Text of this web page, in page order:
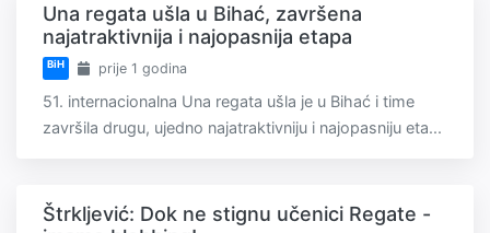
Una regata ušla u Bihać, završena
najatraktivnija i najopasnija etapa
BiH prije 1 godina
51. internacionalna Una regata ušla je u Bihać i time
završila drugu, ujedno najatraktivniju i najopasniju eta...
Štrkljević: Dok ne stignu učenici Regate -